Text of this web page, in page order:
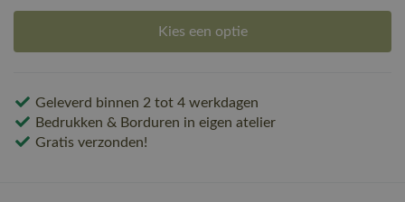
Kies een optie
Geleverd binnen 2 tot 4 werkdagen
Bedrukken & Borduren in eigen atelier
Gratis verzonden!